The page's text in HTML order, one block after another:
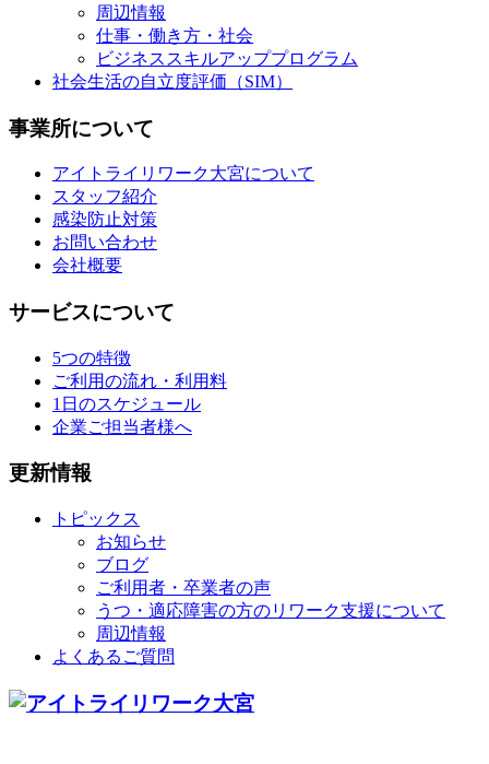
周辺情報
仕事・働き方・社会
ビジネススキルアッププログラム
社会生活の自立度評価（SIM）
事業所について
アイトライリワーク大宮について
スタッフ紹介
感染防止対策
お問い合わせ
会社概要
サービスについて
5つの特徴
ご利用の流れ・利用料
1日のスケジュール
企業ご担当者様へ
更新情報
トピックス
お知らせ
ブログ
ご利用者・卒業者の声
うつ・適応障害の方のリワーク支援について
周辺情報
よくあるご質問